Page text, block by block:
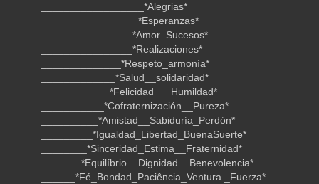
__________________*Alegrias*
_________________*Esperanzas*
________________*Amor_Sucesos*
________________*Realizaciones*
______________*Respeto_armonía*
_____________*Salud__solidaridad*
____________*Felicidad___Humildad*
___________*Cofraternización__Pureza*
__________*Amistad__Sabiduría_Perdón*
_________*Igualdad_Libertad_BuenaSuerte*
________*Sinceridad_Estima__Fraternidad*
_______*Equilíbrio__Dignidad__Benevolencia*
______*Fé_Bondad_Paciência_Ventura _Fuerza*